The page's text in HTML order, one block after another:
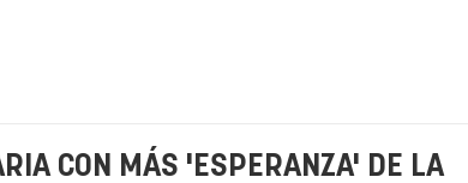
CON MÁS 'ESPERANZA' DE LA